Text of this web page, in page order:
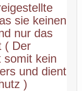
sie keinen
nur das
( Der
somit kein
und dient
)